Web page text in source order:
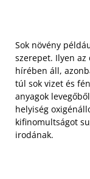
Sok növény
szerepet. Ilyen
hírében áll,
túl sok vizet és
anyagok
helyiség
kifinomultságot
irodának.